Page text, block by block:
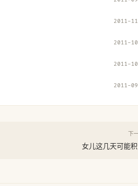
2011-
2011-
2011-
2011-
下
女儿这几天可能